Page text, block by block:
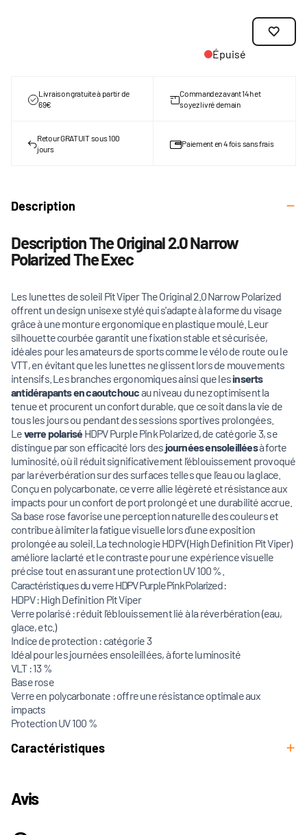
Épuisé
Livraison gratuite à partir de
69€
Commandez avant 14h et
soyez livré demain
Retour GRATUIT sous 100
jours
Paiement en 4 fois sans frais
Description
Description The Original 2.0 Narrow
Polarized The Exec
Les lunettes de soleil Pit Viper The Original 2.0 Narrow Polarized
offrent un design unisexe stylé qui s'adapte à la forme du visage
grâce à une monture ergonomique en plastique moulé. Leur
silhouette courbée garantit une fixation stable et sécurisée,
idéales pour les amateurs de sports comme le vélo de route ou le
VTT, en évitant que les lunettes ne glissent lors de mouvements
intensifs. Les branches ergonomiques ainsi que lesinserts
antidérapants en caoutchoucau niveau du nez optimisent la
tenue et procurent un confort durable, que ce soit dans la vie de
tous les jours ou pendant des sessions sportives prolongées.
Leverre polariséHDPV Purple Pink Polarized, de catégorie 3, se
distingue par son efficacité lors des journées ensoleilléesà forte
luminosité, où il réduit significativement l’éblouissement provoqué
par la réverbération sur des surfaces telles que l’eau ou la glace.
Conçu en polycarbonate, ce verre allie légèreté et résistance aux
impacts pour un confort de port prolongé et une durabilité accrue.
Sa base rose favorise une perception naturelle des couleurs et
contribue à limiter la fatigue visuelle lors d’une exposition
prolongée au soleil. La technologie HDPV (High Definition Pit Viper)
améliore la clarté et le contraste pour une expérience visuelle
précise tout en assurant une protection UV 100 %.
Caractéristiques du verre HDPV Purple Pink Polarized :
HDPV : High Definition Pit Viper
Verre polarisé : réduit l'éblouissement lié à la réverbération (eau,
glace, etc.)
Indice de protection : catégorie 3
Idéal pour les journées ensoleillées, à forte luminosité
VLT : 13 %
Base rose
Verre en polycarbonate : offre une résistance optimale aux
impacts
Protection UV 100 %
Caractéristiques
Avis